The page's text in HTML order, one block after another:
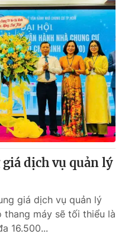
dịch vụ quản lý
giá dịch vụ quản lý
máy sẽ tối thiểu là
16.500...